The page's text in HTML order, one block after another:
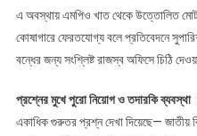
এ অবস্থায় এমপিও খাত থেকে উত্তোলিত মোট
কোষাগারে ফেরতযোগ্য বলে প্রতিবেদনে
বন্ধের জন্য সংশ্লিষ্ট রাজস্ব অফিসে চিঠি
প্রশ্নের মুখে পুরো নিয়োগ ও তদারকি ব্যবস্থা
একাধিক গুরুতর প্রশ্ন দেখা দিয়েছে— জাতীয়